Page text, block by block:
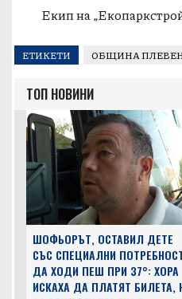
Проверени са сигнали
Екип на
ЕТИКЕТИ ОБЩИНА ПЛЕВЕН
ТОП НОВИНИ
ШОФЬОРЪТ, ОСТАВИЛ ДЕТЕ